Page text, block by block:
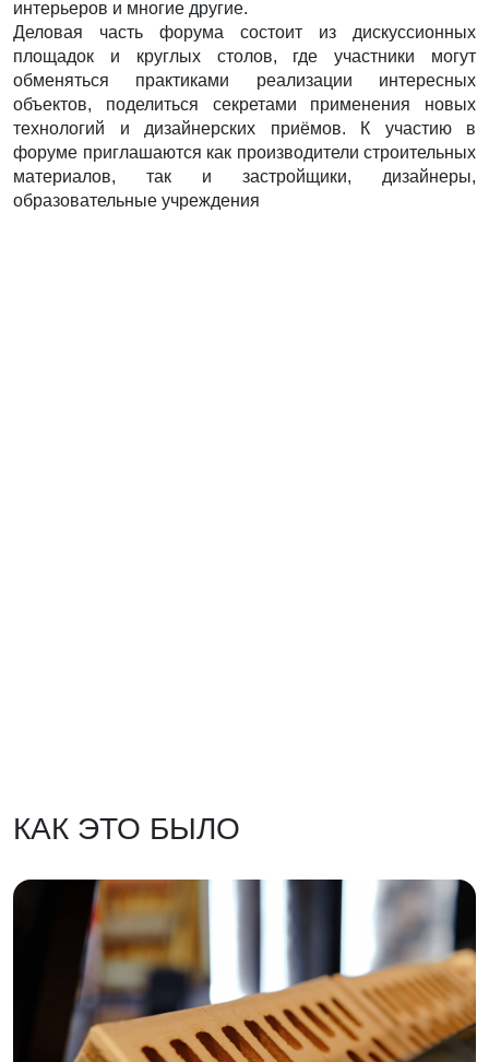
интерьеров и многие другие.
Деловая часть форума состоит из дискуссионных
площадок и круглых столов, где участники могут
обменяться практиками реализации интересных
объектов, поделиться секретами применения новых
технологий и дизайнерских приёмов. К участию в
форуме приглашаются как производители строительных
материалов, так и застройщики, дизайнеры,
образовательные учреждения
КАК ЭТО БЫЛО